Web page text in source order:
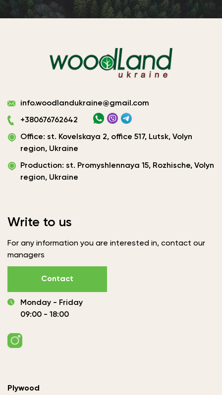
Виготовлення
матеріалів
|
ТОВ
України»
info.woodlandukraine@gmail.com
+380676762642
Office: st. Kovelskaya 2, office 517, Lutsk, Volyn
region, Ukraine
Production: st. Promyshlennaya 15, Rozhische, Volyn
region, Ukraine
Write to us
For any information you are interested in, contact our
managers
Contact
Monday - Friday
09:00 - 18:00
Plywood